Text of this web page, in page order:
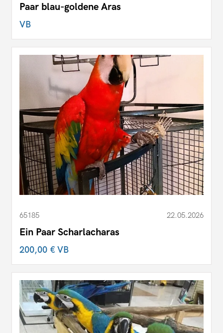
Paar blau-goldene Aras
VB
65185 22.05.2026
Ein Paar Scharlacharas
200,00 €VB